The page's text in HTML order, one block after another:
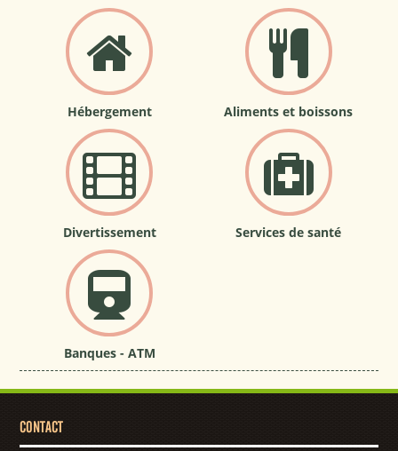
Hébergement Aliments et boissons
Divertissement Services de santé
Banques - ATM
CONTACT